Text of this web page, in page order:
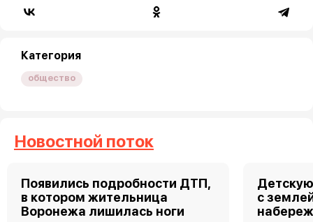
Категория
общество
Новостной поток
Появились подробности ДТП,
в котором жительница
Воронежа лишилась ноги
с